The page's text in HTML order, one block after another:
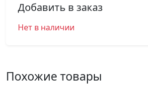
Добавить в заказ
Нет в наличии
Похожие товары